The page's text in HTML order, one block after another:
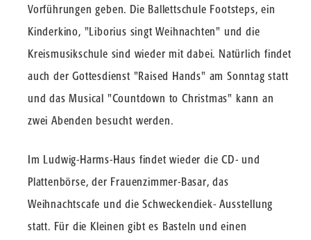
Vorführungen geben. Die Ballettschule Footsteps, ein
Kinderkino, "Liborius singt Weihnachten" und die
Kreismusikschule sind wieder mit dabei. Natürlich findet
auch der Gottesdienst "Raised Hands" am Sonntag statt
und das Musical "Countdown to Christmas" kann an
zwei Abenden besucht werden.
Im Ludwig-Harms-Haus findet wieder die CD- und
Plattenbörse, der Frauenzimmer-Basar, das
Weihnachtscafe und die Schweckendiek- Ausstellung
statt. Für die Kleinen gibt es Basteln und einen